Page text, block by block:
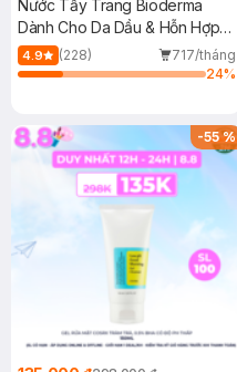
Nước Tẩy Trang Bioderma
Dành Cho Da Dầu & Hỗn Hợp
500ml
4.9 (228)
717/tháng
24%
-55%